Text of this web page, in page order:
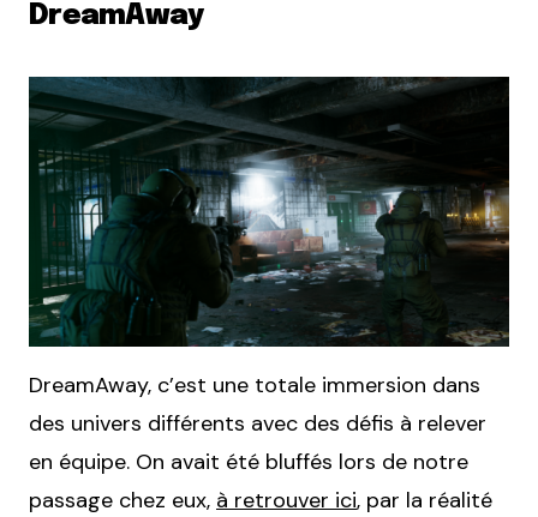
DreamAway
DreamAway, c’est une totale immersion dans
des univers différents avec des défis à relever
en équipe. On avait été bluffés lors de notre
passage chez eux, à retrouver ici, par la réalité